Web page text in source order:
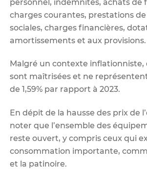
personnel, indemnités, achats de
charges courantes, prestations de
sociales, charges financières,
amortissements et aux provisions.
Malgré un contexte inflationniste,
sont maîtrisées et ne
de 1,59% par rapport à 2023.
En dépit de la hausse des prix de
noter que l’ensemble des
reste ouvert, y compris ceux qui
consommation importante,
et la patinoire.